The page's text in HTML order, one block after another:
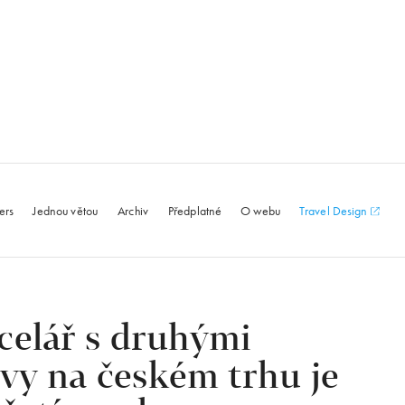
Jednou větou Archiv Předplatné O webu Travel Design
s druhými
na českém trhu je